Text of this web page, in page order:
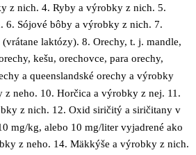
z nich. 4. Ryby a výrobky z nich. 5.
6. Sójové bôby a výrobky z nich. 7.
laktózy). 8. Orechy, t. j. mandle,
kešu, orechovce, para orechy,
a queenslandské orechy a výrobky
neho. 10. Horčica a výrobky z nej. 11.
z nich. 12. Oxid siričitý a siričitany v
mg/kg, alebo 10 mg/liter vyjadrené ako
z neho. 14. Mäkkýše a výrobky z nich.